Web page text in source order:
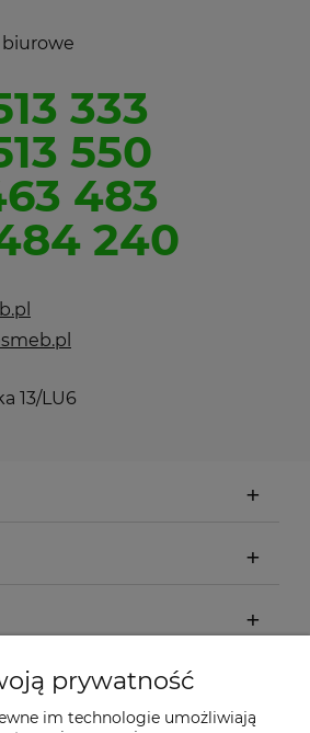
333
550
483
240
13/LU6
prywatność
im technologie umożliwiają